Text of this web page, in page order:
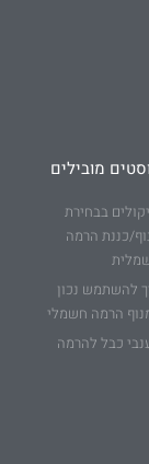
מובילים
בבחירת
כננת הרמה
להשתמש נכון
הרמה חשמלי
כבל להרמה